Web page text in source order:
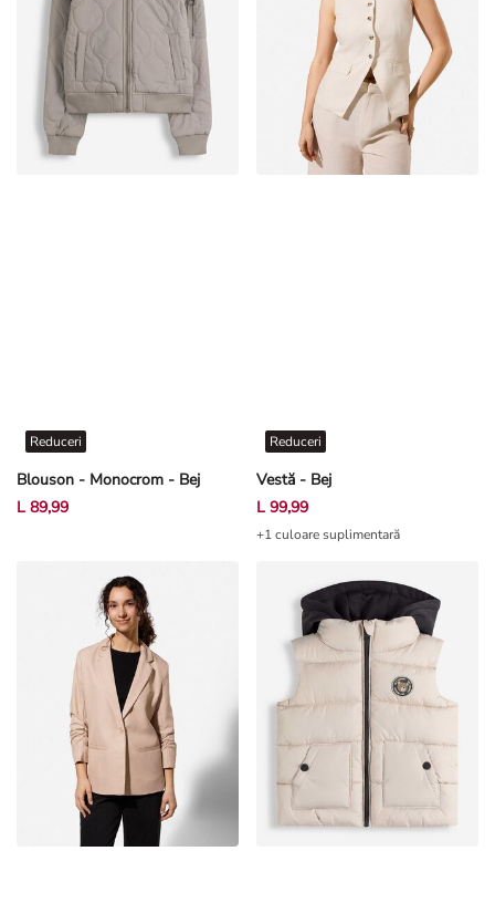
Blouson - Monocrom - Bej
Reduceri
L 89,99
Vestă - Bej
Reduceri
L 99,99
+1 culoare suplimentară